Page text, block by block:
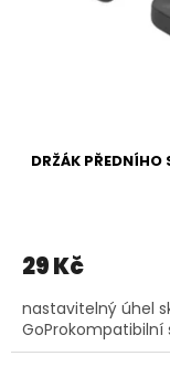
DRŽÁK PŘEDNÍHO
29 Kč
nastavitelný úhel
GoProkompatibilní